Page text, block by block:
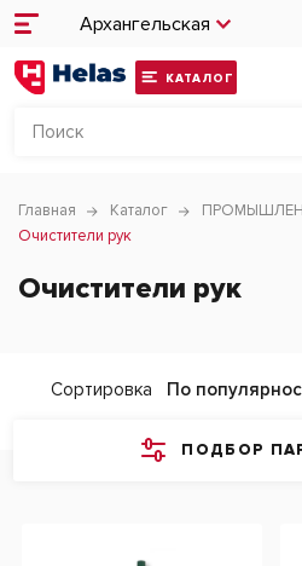
Архангельская
КАТАЛОГ
Главная Каталог
Очистители рук
Очистители рук
ПОДБОР
Сортировка